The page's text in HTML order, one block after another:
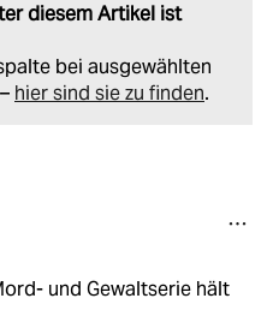
diesem Artikel ist
bei ausgewählten
hier sind sie zu finden.
und Gewaltserie hält